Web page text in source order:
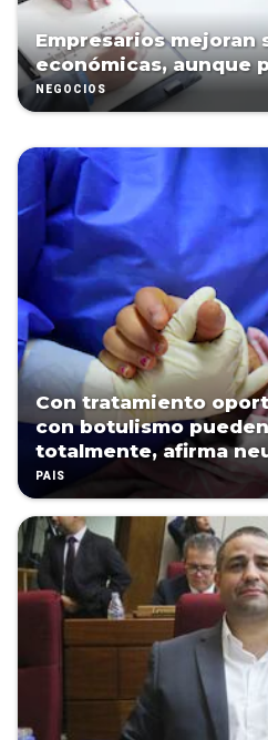
Empresarios mejoran
económicas, aunque
NEGOCIOS
Con tratamiento
con botulismo
totalmente, afirma
PAÍS